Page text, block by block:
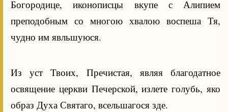
Богородице, иконописцы вкупе с Алипием
преподобным со многою хвалою воспеша Тя,
чудно им явльшуюся.
Из уст Твоих, Пречистая, являя благодатное
освящение церкви Печерской, излете голубь, яко
образ Духа Святаго, всельшагося зде.